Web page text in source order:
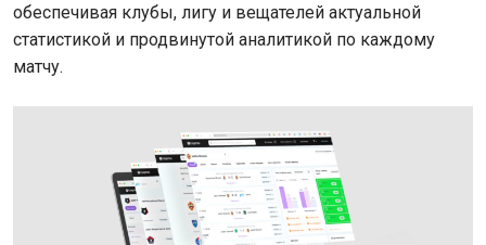
обеспечивая клубы, лигу и вещателей актуальной
статистикой и продвинутой аналитикой по каждому
матчу.